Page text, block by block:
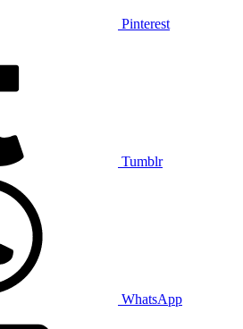
Pinterest
Tumblr
WhatsApp